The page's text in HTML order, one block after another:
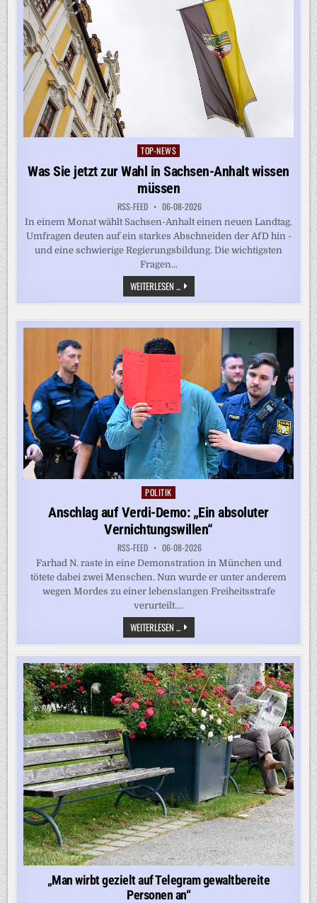
Posted
in
TOP-NEWS
Was Sie jetzt zur Wahl in Sachsen-Anhalt wissen
müssen
RSS-FEED 06-08-2026
In einem Monat wählt Sachsen-Anhalt einen neuen Landtag.
Umfragen deuten auf ein starkes Abschneiden der AfD hin -
und eine schwierige Regierungsbildung. Die wichtigsten
Fragen...
WEITERLESEN ... WAS
SIE
JETZT
WAHL
IN
SACHSEN-
WISSEN
Posted
in
POLITIK
Anschlag auf Verdi-Demo: „Ein absoluter
Vernichtungswillen“
RSS-FEED 06-08-2026
Farhad N. raste in eine Demonstration in München und
tötete dabei zwei Menschen. Nun wurde er unter anderem
wegen Mordes zu einer lebenslangen Freiheitsstrafe
verurteilt....
WEITERLESEN ...ANSCHLAG
AUF
VERDI-
DEMO:
„EIN
ABSOLUTER
VERNICHTUNGSWILLEN“
„Man wirbt gezielt auf Telegram gewaltbereite
Personen an“